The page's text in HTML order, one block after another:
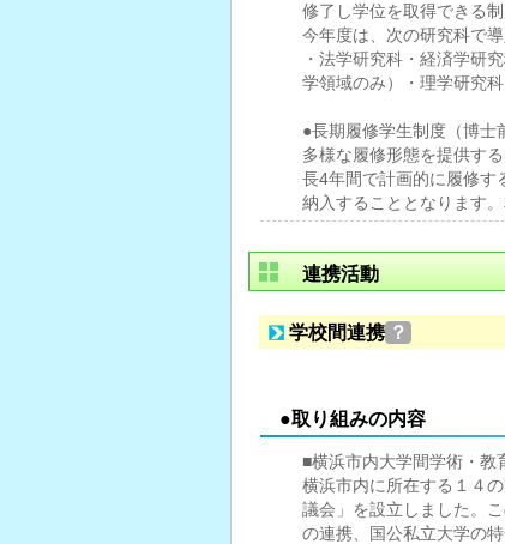
修了し学位を取得できる
今年度は、次の研究科で導
・法学研究科・経済学研
学領域のみ）・理学研究
●長期履修学生制度（博士
多様な履修形態を提供す
長4年間で計画的に履修す
納入することとなります
連携活動
学校間連携 ？
●取り組みの内容
■横浜市内大学間学術・教
横浜市内に所在する１４
議会」を設立しました。
の連携、国公私立大学の